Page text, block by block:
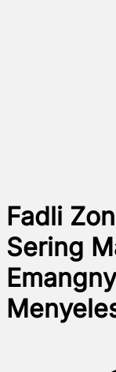
Fadli
Sering